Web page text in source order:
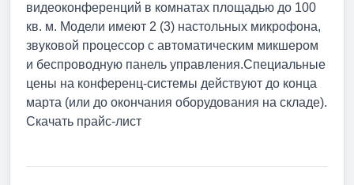
видеоконференций в комнатах площадью до 100
кв. м. Модели имеют 2 (3) настольных микрофона,
звуковой процессор с автоматическим микшером
и беспроводную панель управления.Специальные
цены на конференц-системы действуют до конца
марта (или до окончания оборудования на складе).
Скачать прайс-лист